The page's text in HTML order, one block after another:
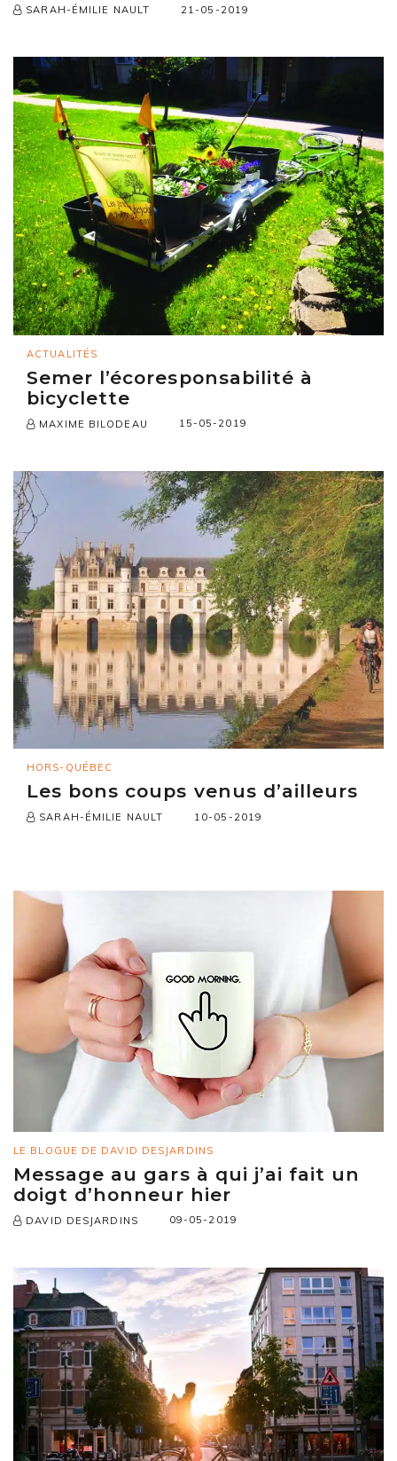
SARAH-ÉMILIE NAULT 21-05-2019
ACTUALITÉS
Semer l’écoresponsabilité à
bicyclette
MAXIME BILODEAU 15-05-2019
HORS-QUÉBEC
Les bons coups venus d’ailleurs
SARAH-ÉMILIE NAULT 10-05-2019
LE BLOGUE DE DAVID DESJARDINS
Message au gars à qui j’ai fait un
doigt d’honneur hier
DAVID DESJARDINS 09-05-2019